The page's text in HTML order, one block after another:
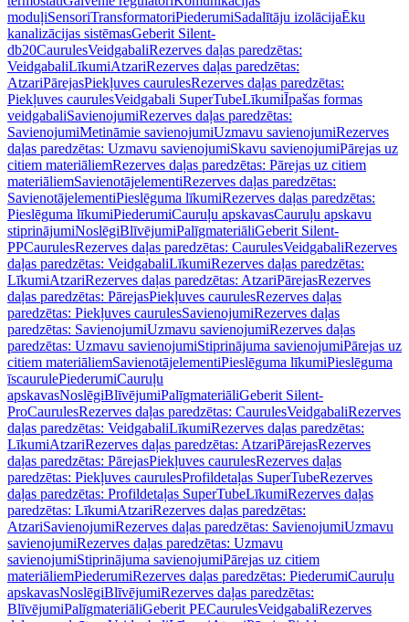
moduļiSensoriTransformatoriPiederumiSadalītāju izolācijaĒku
kanalizācijas sistēmasGeberit Silent-
db20CaurulesVeidgabaliRezerves daļas paredzētas:
VeidgabaliLīkumiAtzariRezerves daļas paredzētas:
AtzariPārejasPiekļuves caurulesRezerves daļas paredzētas:
Piekļuves caurulesVeidgabali SuperTubeLīkumiĪpašas formas
veidgabaliSavienojumiRezerves daļas paredzētas:
SavienojumiMetināmie savienojumiUzmavu savienojumiRezerves
daļas paredzētas: Uzmavu savienojumiSkavu savienojumiPārejas uz
citiem materiāliemRezerves daļas paredzētas: Pārejas uz citiem
materiāliemSavienotājelementiRezerves daļas paredzētas:
SavienotājelementiPieslēguma līkumiRezerves daļas paredzētas:
Pieslēguma līkumiPiederumiCauruļu apskavasCauruļu apskavu
stiprinājumiNoslēgiBlīvējumiPalīgmateriāliGeberit Silent-
PPCaurulesRezerves daļas paredzētas: CaurulesVeidgabaliRezerves
daļas paredzētas: VeidgabaliLīkumiRezerves daļas paredzētas:
LīkumiAtzariRezerves daļas paredzētas: AtzariPārejasRezerves
daļas paredzētas: PārejasPiekļuves caurulesRezerves daļas
paredzētas: Piekļuves caurulesSavienojumiRezerves daļas
paredzētas: SavienojumiUzmavu savienojumiRezerves daļas
paredzētas: Uzmavu savienojumiStiprinājuma savienojumiPārejas uz
citiem materiāliemSavienotājelementiPieslēguma līkumiPieslēguma
īscaurulePiederumiCauruļu
apskavasNoslēgiBlīvējumiPalīgmateriāliGeberit Silent-
ProCaurulesRezerves daļas paredzētas: CaurulesVeidgabaliRezerves
daļas paredzētas: VeidgabaliLīkumiRezerves daļas paredzētas:
LīkumiAtzariRezerves daļas paredzētas: AtzariPārejasRezerves
daļas paredzētas: PārejasPiekļuves caurulesRezerves daļas
paredzētas: Piekļuves caurulesProfildetaļas SuperTubeRezerves
daļas paredzētas: Profildetaļas SuperTubeLīkumiRezerves daļas
paredzētas: LīkumiAtzariRezerves daļas paredzētas:
AtzariSavienojumiRezerves daļas paredzētas: SavienojumiUzmavu
savienojumiRezerves daļas paredzētas: Uzmavu
savienojumiStiprinājuma savienojumiPārejas uz citiem
materiāliemPiederumiRezerves daļas paredzētas: PiederumiCauruļu
apskavasNoslēgiBlīvējumiRezerves daļas paredzētas:
BlīvējumiPalīgmateriāliGeberit PECaurulesVeidgabaliRezerves